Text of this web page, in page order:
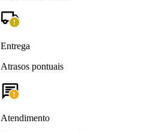
Entrega
Atrasos pontuais
Atendimento